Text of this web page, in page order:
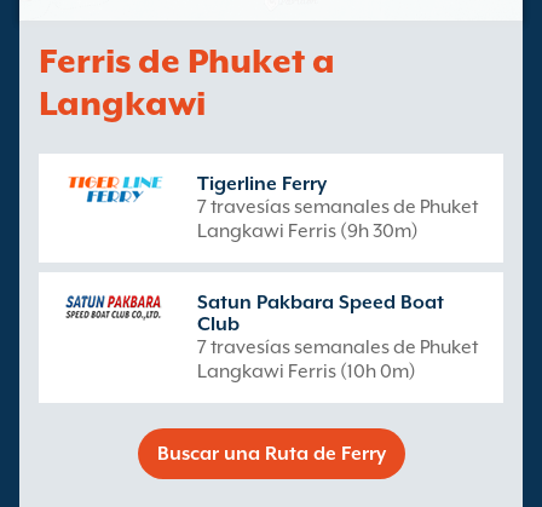
Ferris de Phuket a
Langkawi
Tigerline Ferry
7 travesías semanales de Phuket
Langkawi Ferris (9h 30m)
Satun Pakbara Speed Boat
Club
7 travesías semanales de Phuket
Langkawi Ferris (10h 0m)
Buscar una Ruta de Ferry